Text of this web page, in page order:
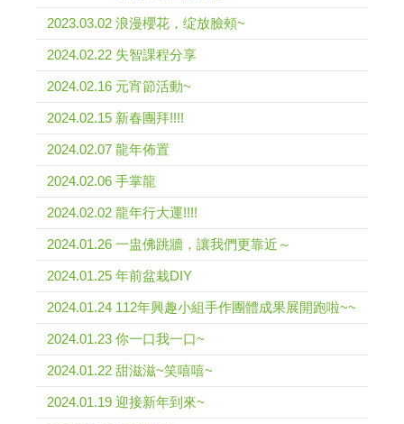
2023.03.02 浪漫櫻花，绽放臉頰~
2024.02.22 失智課程分享
2024.02.16 元宵節活動~
2024.02.15 新春團拜!!!!
2024.02.07 龍年佈置
2024.02.06 手掌龍
2024.02.02 龍年行大運!!!!
2024.01.26 一盅佛跳牆，讓我們更靠近～
2024.01.25 年前盆栽DIY
2024.01.24 112年興趣小組手作團體成果展開跑啦~~
2024.01.23 你一口我一口~
2024.01.22 甜滋滋~笑嘻嘻~
2024.01.19 迎接新年到來~